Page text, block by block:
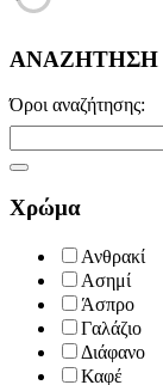
ΑΝΑΖΗΤΗΣΗ
Όροι αναζήτησης:
Χρώμα
Ανθρακί
Ασημί
Άσπρο
Γαλάζιο
Διάφανο
Καφέ